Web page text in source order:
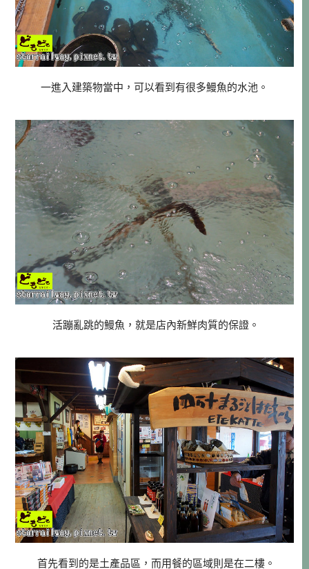
一進入建築物當中，可以看到有很多鰻魚的水池。
活蹦亂跳的鰻魚，就是店內新鮮肉質的保證。
首先看到的是土產品區，而用餐的區域則是在二樓。